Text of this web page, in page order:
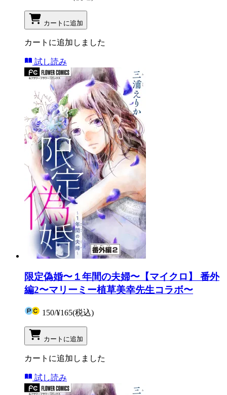
カートに追加
カートに追加しました
試し読み
限定偽婚〜１年間の夫婦〜【マイクロ】 番外
編2〜マリーミー植草美幸先生コラボ〜
150/¥165(税込)
カートに追加
カートに追加しました
試し読み